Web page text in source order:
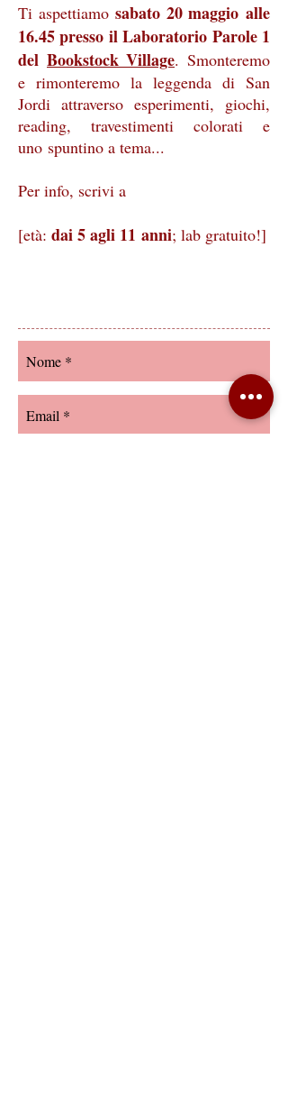
Ti aspettiamosabato 20 maggio alle
16.45 presso il Laboratorio Parole 1
del Bookstock Village. Smonteremo
e rimonteremo la leggenda di San
Jordi attraverso esperimenti, giochi,
reading, travestimenti colorati e
uno spuntino a tema...
Per info, scrivi a
[età: dai 5 agli 11 anni; lab gratuito!]